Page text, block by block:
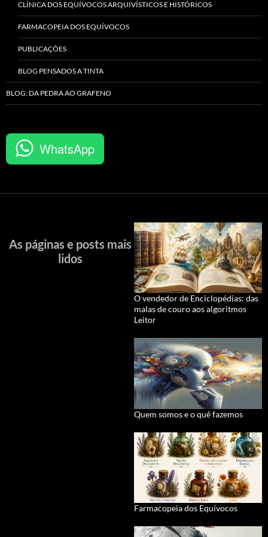
CLÍNICA DOS EQUÍVOCOS ARQUIVÍSTICOS E HISTÓRICOS
FARMACOPEIA DOS EQUÍVOCOS
PUBLICAÇÕES
BLOG PENSADOS A TINTA
BLOG: DA PEDRA AO GRAFENO
WhatsApp
As páginas e posts mais
lidos
O vendedor de Enciclopédias: das
malas de couro aos algoritmos
Leitor
Quem somos e o quê fazemos
Farmacopeia dos Equívocos